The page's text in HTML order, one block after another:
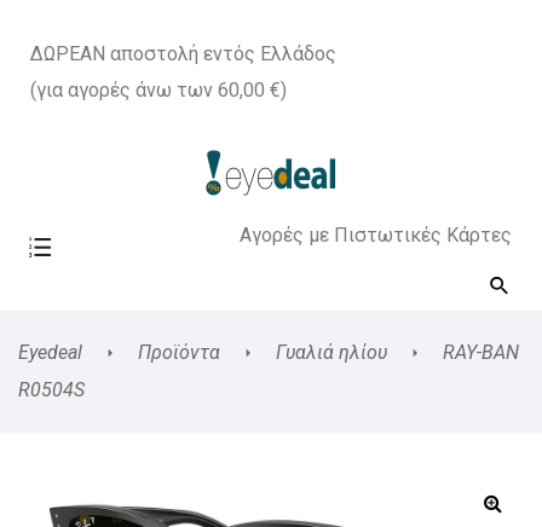
ΔΩΡΕΑΝ αποστολή εντός Ελλάδος
(για αγορές άνω των 60,00 €)
Αγορές με Πιστωτικές Κάρτες
Eyedeal Προϊόντα Γυαλιά ηλίου
RAY-BAN
R0504S